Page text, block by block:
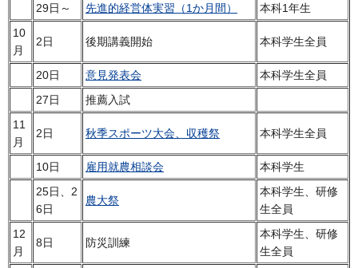
29日～
先進的経営体実習（1か月間）
本科1年生
10
月
2日 後期講義開始 本科学生全員
20日 意見発表会
本科学生全員
27日
推薦入試
11
月
2日 秋季スポーツ大会、収穫祭 本科学生全員
10日 雇用就農相談会
本科学生
25日、2
6日
農大祭
本科学生、研修
生全員
12
月
8日 防災訓練
本科学生、研修
生全員